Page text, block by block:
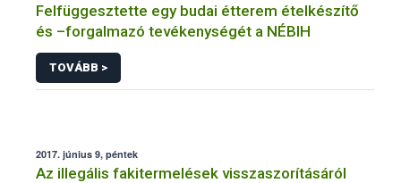
Felfüggesztette egy budai étterem ételkészítő
és –forgalmazó tevékenységét a NÉBIH
TOVÁBB >
2017. június 9, péntek
Az illegális fakitermelések visszaszorításáról